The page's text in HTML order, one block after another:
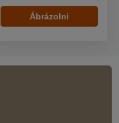
Ábrázolni